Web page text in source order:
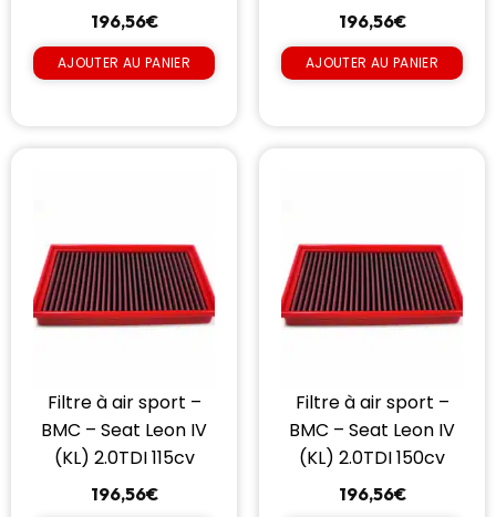
196,56€
AJOUTER AU PANIER
196,56€
AJOUTER AU PANIER
Filtre à air sport –
BMC – Seat Leon IV
(KL) 2.0TDI 115cv
196,56€
Filtre à air sport –
BMC – Seat Leon IV
(KL) 2.0TDI 150cv
196,56€